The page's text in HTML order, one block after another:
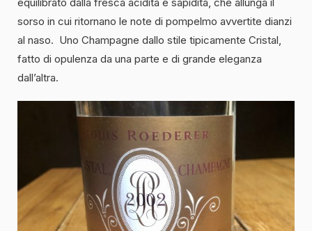
sorso in cui ritornano le note di pompelmo avvertite dianzi
al naso. Uno Champagne dallo stile tipicamente Cristal,
fatto di opulenza da una parte e di grande eleganza
dall’altra.